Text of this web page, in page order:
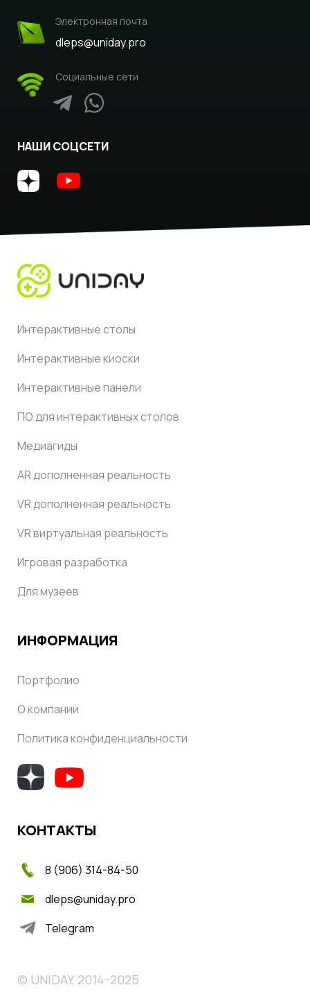
Электронная почта
dleps@uniday.pro
Социальные сети
НАШИ СОЦСЕТИ
Интерактивные столы
Интерактивные киоски
Интерактивные панели
ПО для интерактивных столов
Медиагиды
AR дополненная реальность
VR дополненная реальность
VR виртуальная реальность
Игровая разработка
Для музеев
ИНФОРМАЦИЯ
Портфолио
О компании
Политика конфиденциальности
КОНТАКТЫ
8 (906) 314-84-50
dleps@uniday.pro
Telegram
© UNIDAY, 2014-2025